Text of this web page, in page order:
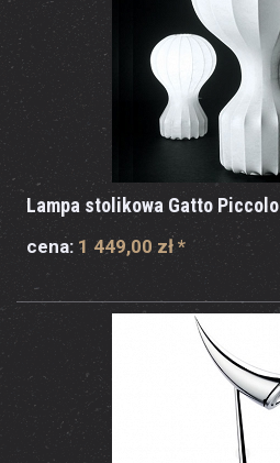
Lampa stolikowa Gatto Piccolo
cena: 1 449,00 zł *